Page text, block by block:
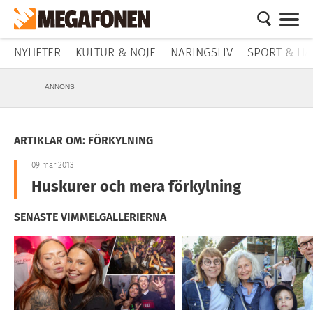
NYHETER KULTUR & NÖJE NÄRINGSLIV SPORT &
ANNONS
ARTIKLAR OM: FÖRKYLNING
09 mar 2013
Huskurer och mera förkylning
SENASTE VIMMELGALLERIERNA